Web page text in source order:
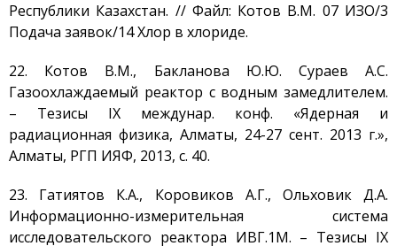
Республики Казахстан. // Файл: Котов В.М. 07 ИЗО/3
Подача заявок/14 Хлор в хлориде.
22. Котов В.М., Бакланова Ю.Ю. Сураев А.С.
Газоохлаждаемый реактор с водным замедлителем.
– Тезисы IX междунар. конф. «Ядерная и
радиационная физика, Алматы, 24-27 сент. 2013 г.»,
Алматы, РГП ИЯФ, 2013, с. 40.
23. Гатиятов К.А., Коровиков А.Г., Ольховик Д.А.
Информационно-измерительная система
исследовательского реактора ИВГ.1М. – Тезисы IX